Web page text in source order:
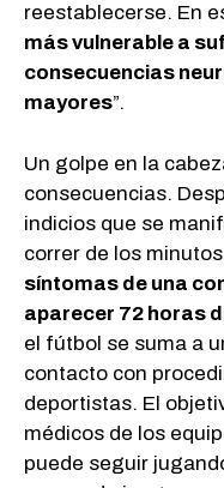
reestablecerse. En
más vulnerable a
consecuencias
mayores”.
Un golpe en la
consecuencias.
indicios que se
correr de los
síntomas de una
aparecer 72 horas
el fútbol se suma a
contacto con
deportistas. El
médicos de los
puede seguir